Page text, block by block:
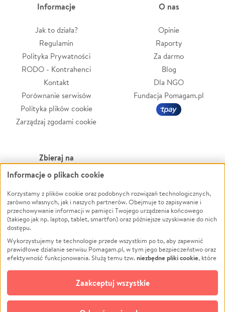
Informacje
Jak to działa?
Regulamin
Polityka Prywatności
RODO - Kontrahenci
Kontakt
Porównanie serwisów
Polityka plików cookie
Zarządzaj zgodami cookie
O nas
Opinie
Raporty
Za darmo
Blog
Dla NGO
Fundacja Pomagam.pl
Zbieraj na
Leczenie
Zwierzęta
Pożar
Ukraina
Pomoc Finansowa
Projekty
Pogrzeb
Społeczność lokalna
Kultura
Powódź
Wichura
NGO
Edukacja
Podróż
Impreza
Ochrona środowiska
Biznes
Informacje o plikach cookie
Korzystamy z plików cookie oraz podobnych rozwiązań technologicznych,
zarówno własnych, jak i naszych partnerów. Obejmuje to zapisywanie i
przechowywanie informacji w pamięci Twojego urządzenia końcowego
(takiego jak np. laptop, tablet, smartfon) oraz późniejsze uzyskiwanie do nich
dostępu.
Wykorzystujemy te technologie przede wszystkim po to, aby zapewnić
prawidłowe działanie serwisu Pomagam.pl, w tym jego bezpieczeństwo oraz
efektywność funkcjonowania. Służą temu tzw.niezbędne pliki cookie, które
opcjonalnych plików cookie
technologii do celów analitycznych i retargetingowych. Możesz wyrazić
zgodę na ich stosowanie lub jej odmówić. W dowolnym momencie masz
możliwość zmiany swoich preferencji na stronie „Zarządzaj zgodami cookie”,
Zaakceptuj wszystkie